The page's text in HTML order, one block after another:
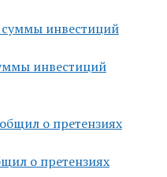
инвестиций
о претензиях